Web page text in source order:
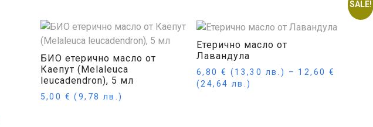
БИО етерично масло от
Каепут (Melaleuca
leucadendron), 5 мл
5,00 € (9,78 лв.)
SALE!
Етерично масло от
Лавандула
6,80 € (13,30 лв.) – 12,60 €
(24,64 лв.)